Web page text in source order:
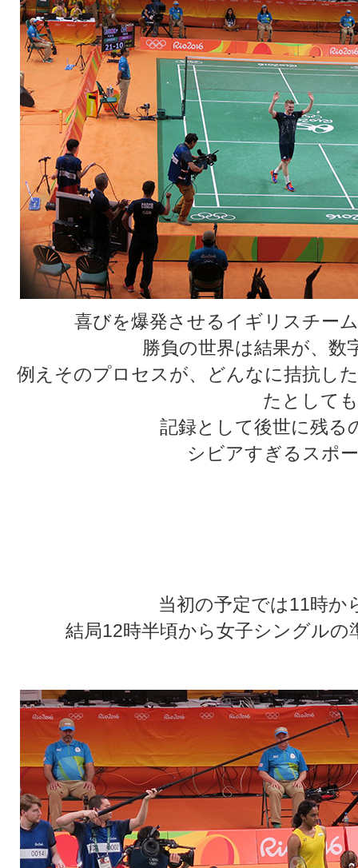
喜びを爆発させるイギリスチー
勝負の世界は結果が、数
例えそのプロセスが、どんなに拮抗し
たとして
記録として後世に残る
シビアすぎるスポ
当初の予定では11時か
結局12時半頃から女子シングル